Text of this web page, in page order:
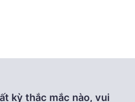
kỳ thắc mắc nào, vui